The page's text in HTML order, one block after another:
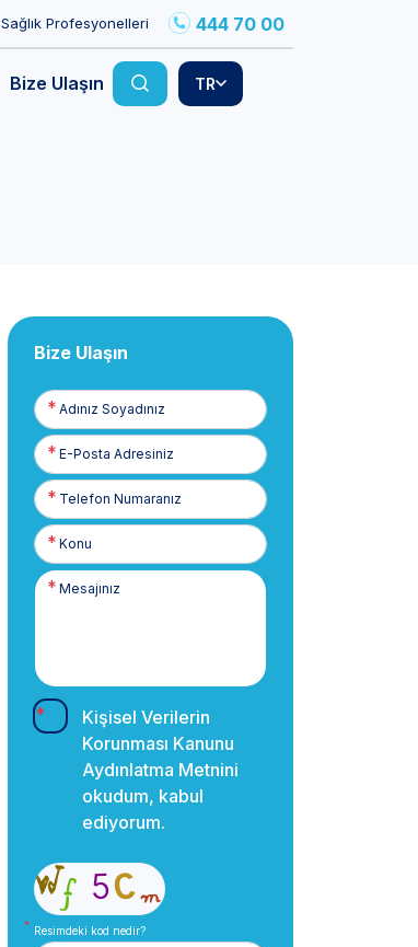
Sağlık Profesyonelleri 444 70 00
Bize Ulaşın TR
Bize Ulaşın
Adınız
Soyadınız
E-
Posta
Telefon
Numaranız
Kişisel Verilerin
Korunması Kanunu
Aydınlatma Metnini
okudum, kabul
ediyorum.
Resimdeki kod nedir?